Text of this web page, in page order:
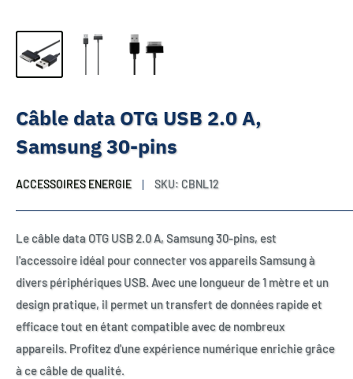
Câble data OTG USB 2.0 A,
Samsung 30-pins
ACCESSOIRES ENERGIE SKU: CBNL12
Le câble data OTG USB 2.0 A, Samsung 30-pins, est
l'accessoire idéal pour connecter vos appareils Samsung à
divers périphériques USB. Avec une longueur de 1 mètre et un
design pratique, il permet un transfert de données rapide et
efficace tout en étant compatible avec de nombreux
appareils. Profitez d'une expérience numérique enrichie grâce
à ce câble de qualité.